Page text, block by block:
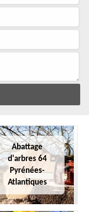
Abattage
d'arbres 64
Pyrénées-
Atlantiques